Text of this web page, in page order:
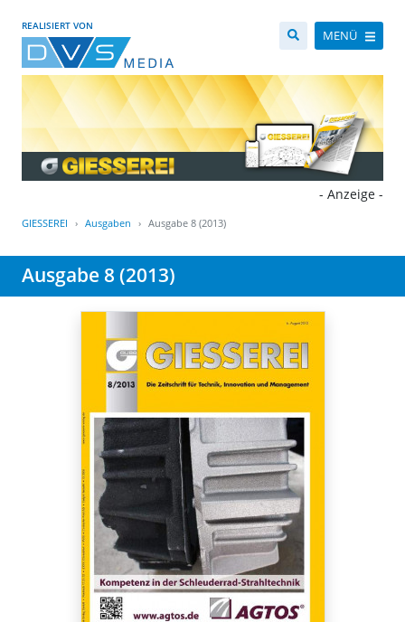
REALISIERT VON
MENÜ
- Anzeige -
GIESSEREI Ausgaben Ausgabe 8 (2013)
Ausgabe 8 (2013)